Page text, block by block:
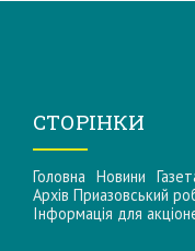
НАБЕРЕЖНА ПРЕМ'ЄРА
КУЛЬТУРА ЗАКОН
СТОРІНКИ
Головна Новини
Архів Приазовський
Інформацiя для